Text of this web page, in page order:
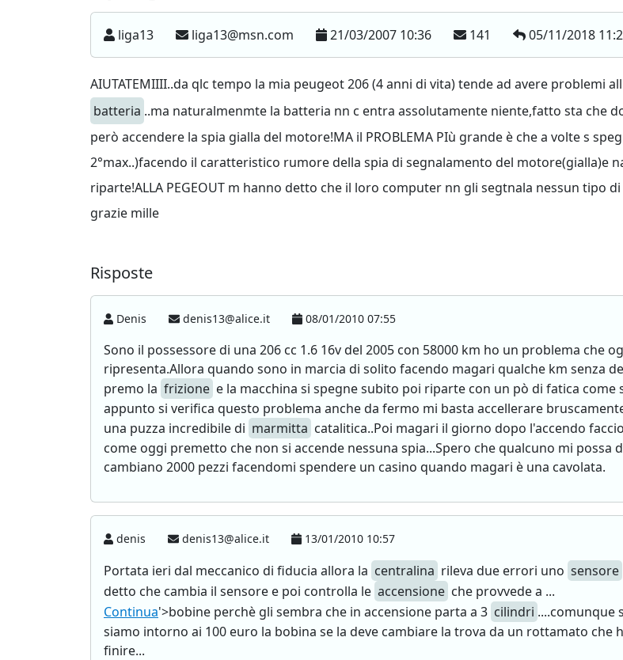
liga13 liga13@msn.com 21/03/2007 10:36 141 05/11/2018
AIUTATEMIIII..da qlc tempo la mia peugeot 206 (4 anni di vita) tende ad avere problemi
batteria ..ma naturalmenmte la batteria nn c entra assolutamente niente,fatto sta che
però accendere la spia gialla del motore!MA il PROBLEMA PIù grande è che a volte s
2°max..)facendo il caratteristico rumore della spia di segnalamento del motore(gialla)e
riparte!ALLA PEGEOUT m hanno detto che il loro computer nn gli segtnala nessun tipo di
grazie mille
Risposte
Denis denis13@alice.it 08/01/2010 07:55
Sono il possessore di una 206 cc 1.6 16v del 2005 con 58000 km ho un problema che
ripresenta.Allora quando sono in marcia di solito facendo magari qualche km senza
premo la frizione e la macchina si spegne subito poi riparte con un pò di fatica
appunto si verifica questo problema anche da fermo mi basta accellerare
una puzza incredibile di marmitta catalitica..Poi magari il giorno dopo l'accendo
come oggi premetto che non si accende nessuna spia...Spero che qualcuno mi possa
cambiano 2000 pezzi facendomi spendere un casino quando magari è una cavolata.
denis denis13@alice.it 13/01/2010 10:57
Portata ieri dal meccanico di fiducia allora la centralina rileva due errori uno sensore
detto che cambia il sensore e poi controlla le accensione che provvede a ...
Continua'>bobine perchè gli sembra che in accensione parta a 3 cilindri ....comunque
siamo intorno ai 100 euro la bobina se la deve cambiare la trova da un rottamato che
finire...